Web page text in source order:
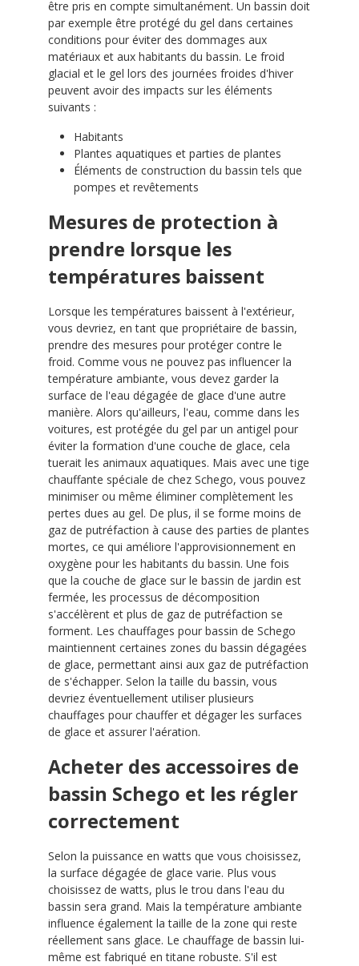
être pris en compte simultanément. Un bassin doit
par exemple être protégé du gel dans certaines
conditions pour éviter des dommages aux
matériaux et aux habitants du bassin. Le froid
glacial et le gel lors des journées froides d'hiver
peuvent avoir des impacts sur les éléments
suivants :
Habitants
Plantes aquatiques et parties de plantes
Éléments de construction du bassin tels que
pompes et revêtements
Mesures de protection à
prendre lorsque les
températures baissent
Lorsque les températures baissent à l'extérieur,
vous devriez, en tant que propriétaire de bassin,
prendre des mesures pour protéger contre le
froid. Comme vous ne pouvez pas influencer la
température ambiante, vous devez garder la
surface de l'eau dégagée de glace d'une autre
manière. Alors qu'ailleurs, l'eau, comme dans les
voitures, est protégée du gel par un antigel pour
éviter la formation d'une couche de glace, cela
tuerait les animaux aquatiques. Mais avec une tige
chauffante spéciale de chez Schego, vous pouvez
minimiser ou même éliminer complètement les
pertes dues au gel. De plus, il se forme moins de
gaz de putréfaction à cause des parties de plantes
mortes, ce qui améliore l'approvisionnement en
oxygène pour les habitants du bassin. Une fois
que la couche de glace sur le bassin de jardin est
fermée, les processus de décomposition
s'accélèrent et plus de gaz de putréfaction se
forment. Les chauffages pour bassin de Schego
maintiennent certaines zones du bassin dégagées
de glace, permettant ainsi aux gaz de putréfaction
de s'échapper. Selon la taille du bassin, vous
devriez éventuellement utiliser plusieurs
chauffages pour chauffer et dégager les surfaces
de glace et assurer l'aération.
Acheter des accessoires de
bassin Schego et les régler
correctement
Selon la puissance en watts que vous choisissez,
la surface dégagée de glace varie. Plus vous
choisissez de watts, plus le trou dans l'eau du
bassin sera grand. Mais la température ambiante
influence également la taille de la zone qui reste
réellement sans glace. Le chauffage de bassin lui-
même est fabriqué en titane robuste. S'il est